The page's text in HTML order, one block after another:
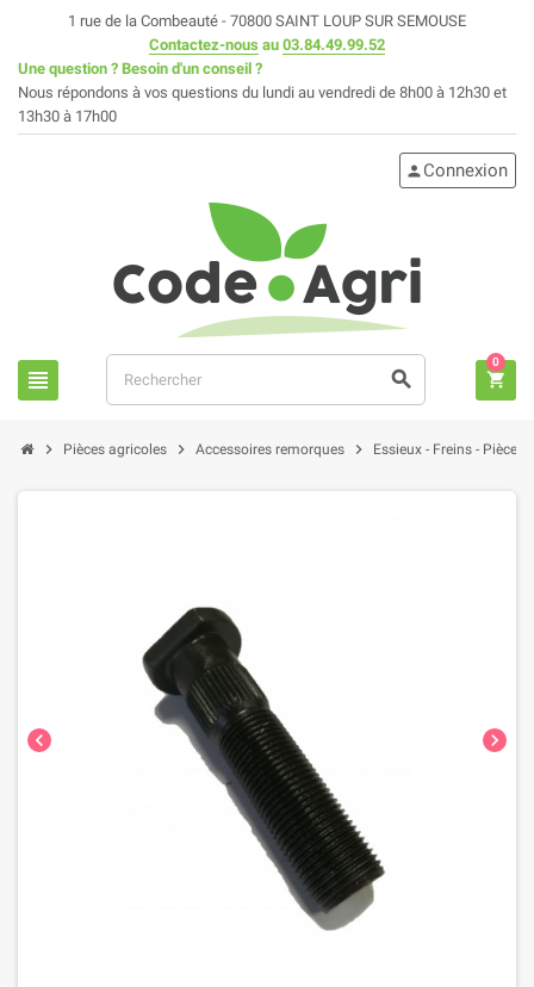
1 rue de la Combeauté - 70800 SAINT LOUP SUR SEMOUSE
Contactez-nous au 03.84.49.99.52
Une question ? Besoin d'un conseil ?
Nous répondons à vos questions du lundi au vendredi de 8h00 à 12h30 et
13h30 à 17h00
view_headline search
person Connexion
shopping_cart
0
chevron_right Pièces agricoles chevron_right Accessoires remorques chevron_right Essieux - Freins - Pièces
chevron_left chevron_right